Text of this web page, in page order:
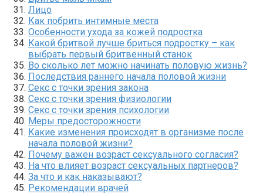
Лицо
Как побрить интимные места
Особенности ухода за кожей подростка
Какой бритвой лучше бриться подростку – как
выбрать первый бритвенный станок
Во сколько лет можно начинать половую жизнь?
Последствия раннего начала половой жизни
Секс с точки зрения закона
Секс с точки зрения физиологии
Секс с точки зрения психологии
Меры предосторожности
Какие изменения происходят в организме после
начала половой жизни?
Почему важен возраст сексуального согласия?
На что влияет возраст сексуальных партнеров?
За что и как наказывают?
Рекомендации врачей